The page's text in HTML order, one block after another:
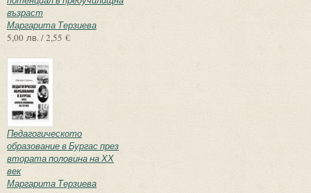
възраст
Маргарита Терзиева
5,00 лв. / 2,55 €
Педагогическото
образование в Бургас през
втората половина на ХХ
век
Маргарита Терзиева